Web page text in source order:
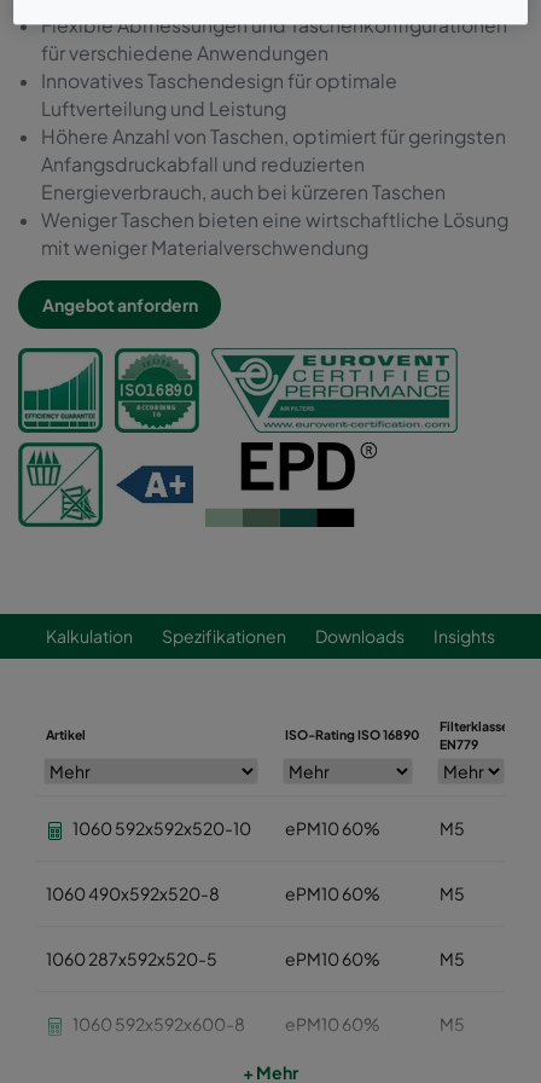
Flexible Abmessungen und Taschenkonfigurationen
für verschiedene Anwendungen
Innovatives Taschendesign für optimale
Luftverteilung und Leistung
Höhere Anzahl von Taschen, optimiert für geringsten
Anfangsdruckabfall und reduzierten
Energieverbrauch, auch bei kürzeren Taschen
Weniger Taschen bieten eine wirtschaftliche Lösung
mit weniger Materialverschwendung
Angebot anfordern
Kalkulation Spezifikationen Downloads Insights
Artikel ISO-Rating ISO 16890
Filterklasse
EN779
1060 592x592x520-10 ePM10 60% M5
1060 490x592x520-8 ePM10 60% M5
1060 287x592x520-5 ePM10 60% M5
1060 592x592x600-8 ePM10 60% M5
+ Mehr